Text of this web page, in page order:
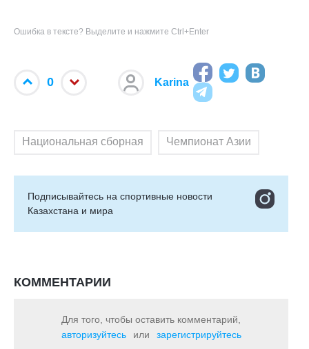
Ошибка в тексте? Выделите и нажмите Ctrl+Enter
0 Karina
Национальная сборная Чемпионат Азии
Подписывайтесь на cпортивные новости
Казахстана и мира
КОММЕНТАРИИ
Для того, чтобы оставить комментарий,
авторизуйтесь
или зарегистрируйтесь